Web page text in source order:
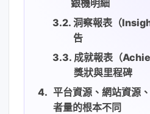
銀機明細
洞察報表（
告
成就報表（
獎狀與里程碑
平台資源、網站資源
者量的根本不同